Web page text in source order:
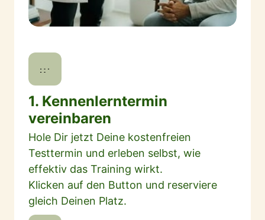
1. Kennenlerntermin
vereinbaren
Hole Dir jetzt Deine kostenfreien
Testtermin und erleben selbst, wie
effektiv das Training wirkt.
Klicken auf den Button und reserviere
gleich Deinen Platz.